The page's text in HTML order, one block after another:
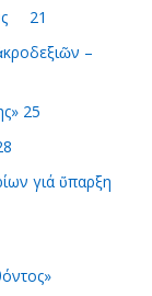
21
–
25
γιά ὕπαρξη